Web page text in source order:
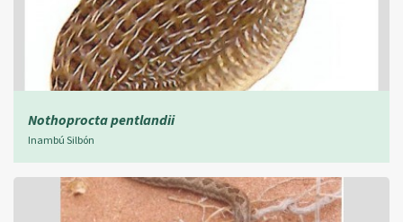
Nothoprocta pentlandii
Inambú Silbón